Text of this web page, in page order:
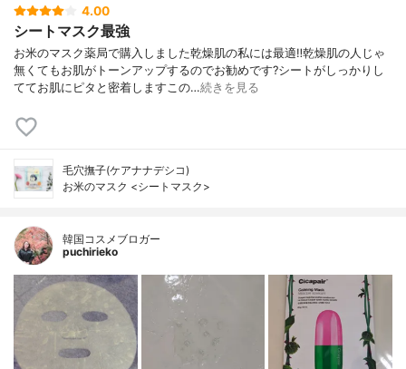
4.00
シートマスク最強
お米のマスク薬局で購入しました乾燥肌の私には最適‼️乾燥肌の人じゃ
無くてもお肌がトーンアップするのでお勧めです?シートがしっかりし
ててお肌にピタと密着しますこの…続きを見る
毛穴撫子(ケアナナデシコ)
お米のマスク <シートマスク>
韓国コスメブロガー
puchirieko